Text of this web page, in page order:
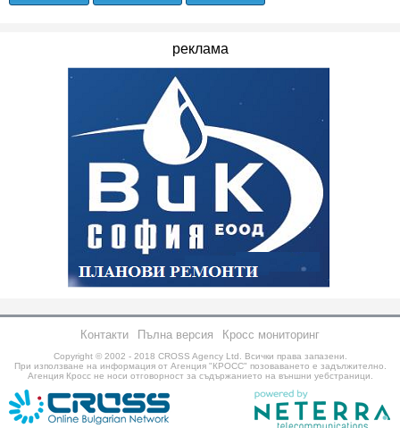
реклама
Контакти Пълна версия Кросс мониторинг
Copyright © 2002 - 2018 CROSS Agency Ltd.
Всички права запазени.
При използване на информация от Агенция "КРОСС" позоваването е задължително.
Агенция Кросс не носи отговорност за съдържанието на външни уебстраници.